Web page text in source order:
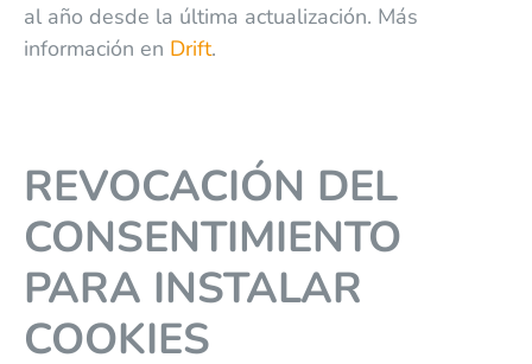
al año desde la última actualización. Más
información en Drift.
REVOCACIÓN DEL
CONSENTIMIENTO
PARA INSTALAR
COOKIES